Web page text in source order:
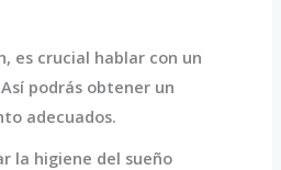
es crucial hablar con un
podrás obtener un
adecuados.
la higiene del sueño